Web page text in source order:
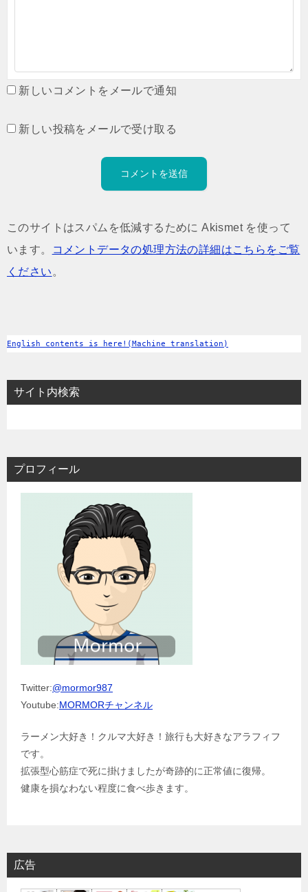
新しいコメントをメールで通知
新しい投稿をメールで受け取る
このサイトはスパムを低減するために Akismet を使って
います。
コメントデータの処理方法の詳細はこちらをご覧
ください 。
English contents is here!(Machine translation)
サイト内検索
プロフィール
Twitter:@mormor987
Youtube:MORMORチャンネル
ラーメン大好き！クルマ大好き！旅行も大好きなアラフィフ
です。
拡張型心筋症で死に掛けましたが奇跡的に正常値に復帰。
健康を損なわない程度に食べ歩きます。
広告